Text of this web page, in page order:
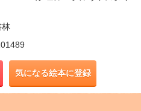
林
気になる絵本に登録